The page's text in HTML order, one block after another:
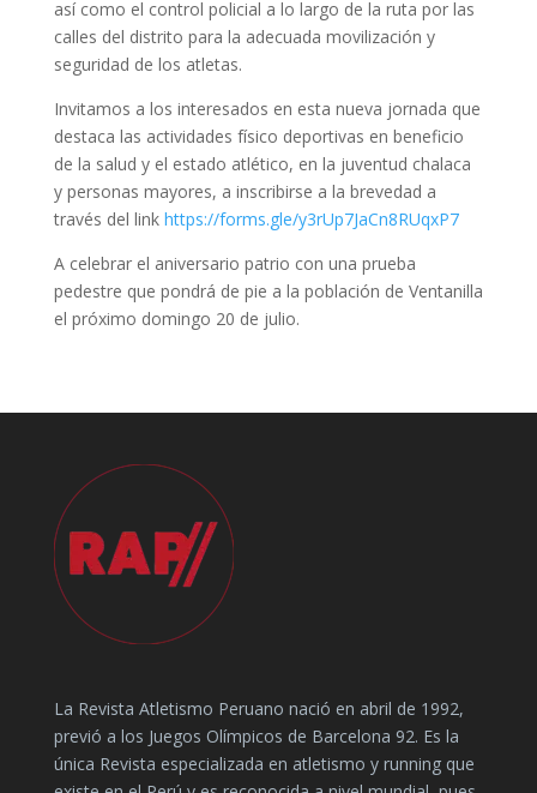
así como el control policial a lo largo de la ruta por las
calles del distrito para la adecuada movilización y
seguridad de los atletas.
Invitamos a los interesados en esta nueva jornada que
destaca las actividades físico deportivas en beneficio
de la salud y el estado atlético, en la juventud chalaca
y personas mayores, a inscribirse a la brevedad a
través del link https://forms.gle/y3rUp7JaCn8RUqxP7
A celebrar el aniversario patrio con una prueba
pedestre que pondrá de pie a la población de Ventanilla
el próximo domingo 20 de julio.
La Revista Atletismo Peruano nació en abril de 1992,
previó a los Juegos Olímpicos de Barcelona 92. Es la
única Revista especializada en atletismo y running que